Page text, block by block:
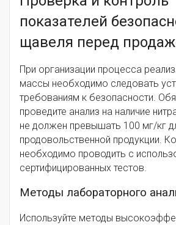
показателей
щавеля перед
При организации процесса
массы необходимо следовать
требованиям к безопасности.
проведите анализ на наличие
не должен превышать 100 мг/кг
продовольственной продукции.
необходимо проводить с
сертифицированных тестов.
Методы лабораторного
Используйте методы